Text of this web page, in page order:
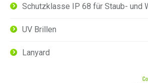
Schutzklasse IP 68 für Staub- und
UV Brillen
Lanyard